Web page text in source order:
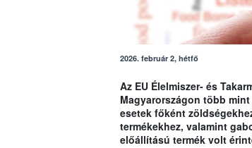
2026. február 2, hétfő
Az EU Élelmiszer- és
Magyarországon több
esetek főként
termékekhez, valamint
előállítású termék volt